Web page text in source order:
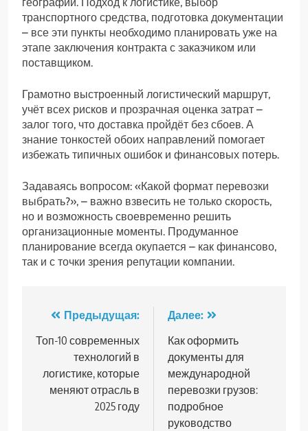
географии. Подход к логистике, выбор
транспортного средства, подготовка документации
– все эти пункты необходимо планировать уже на
этапе заключения контракта с заказчиком или
поставщиком.
Грамотно выстроенный логистический маршрут,
учёт всех рисков и прозрачная оценка затрат –
залог того, что доставка пройдёт без сбоев. А
знание тонкостей обоих направлений помогает
избежать типичных ошибок и финансовых потерь.
Задаваясь вопросом: «Какой формат перевозки
выбрать?», – важно взвесить не только скорость,
но и возможность своевременно решить
организационные моменты. Продуманное
планирование всегда окупается – как финансово,
так и с точки зрения репутации компании.
Навигация
по
записям
Предыдущая:
Топ-10 современных
технологий в
логистике, которые
меняют отрасль в
2025 году
Далее:
Как оформить
документы для
международной
перевозки грузов:
подробное
руководство